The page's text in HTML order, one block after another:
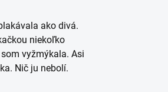
ako divá.
niekoľko
vyžmýkala. Asi
Nič ju nebolí.